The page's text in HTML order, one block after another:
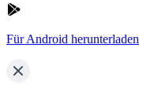
Für Android herunterladen